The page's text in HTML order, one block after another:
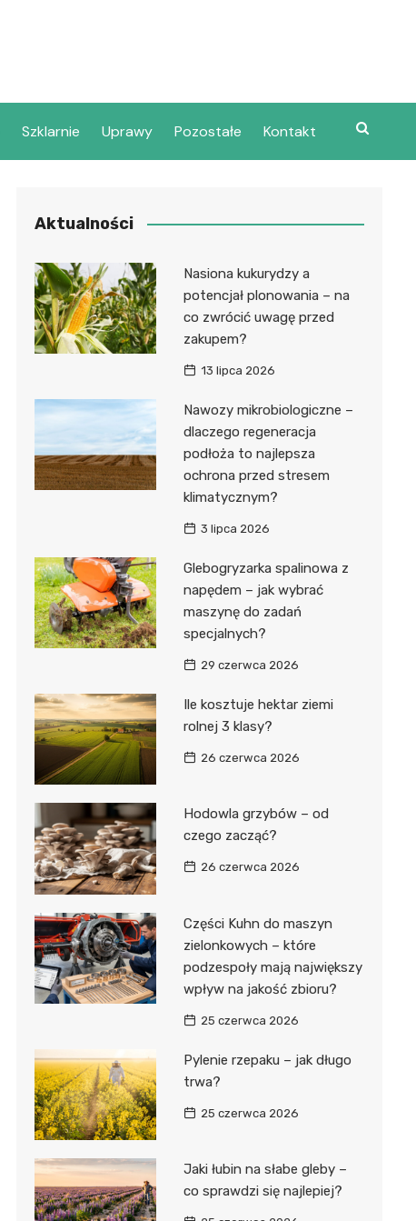
Szklarnie Uprawy Pozostałe Kontakt
Aktualności
Nasiona kukurydzy a
potencjał plonowania – na
co zwrócić uwagę przed
zakupem?
13 lipca 2026
Nawozy mikrobiologiczne –
dlaczego regeneracja
podłoża to najlepsza
ochrona przed stresem
klimatycznym?
3 lipca 2026
Glebogryzarka spalinowa z
napędem – jak wybrać
maszynę do zadań
specjalnych?
29 czerwca 2026
Ile kosztuje hektar ziemi
rolnej 3 klasy?
26 czerwca 2026
Hodowla grzybów – od
czego zacząć?
26 czerwca 2026
Części Kuhn do maszyn
zielonkowych – które
podzespoły mają największy
wpływ na jakość zbioru?
25 czerwca 2026
Pylenie rzepaku – jak długo
trwa?
25 czerwca 2026
Jaki łubin na słabe gleby –
co sprawdzi się najlepiej?